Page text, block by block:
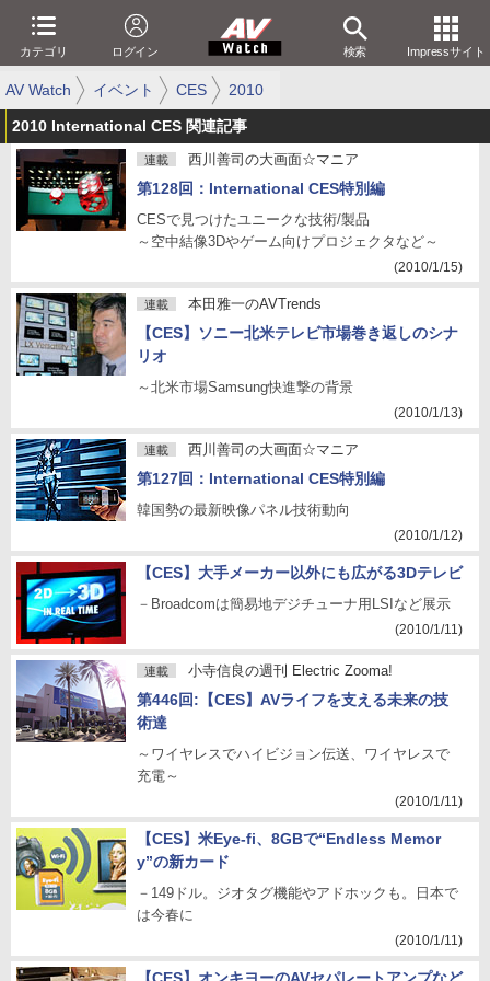
カテゴリ ログイン 検索 Impressサイト
AV Watch イベント CES 2010
2010 International CES 関連記事
連載 西川善司の大画面☆マニア
第128回：International CES特別編
CESで見つけたユニークな技術/製品
～空中結像3Dやゲーム向けプロジェクタなど～
(2010/1/15)
連載 本田雅一のAVTrends
【CES】ソニー北米テレビ市場巻き返しのシナ
リオ
～北米市場Samsung快進撃の背景
(2010/1/13)
連載 西川善司の大画面☆マニア
第127回：International CES特別編
韓国勢の最新映像パネル技術動向
(2010/1/12)
【CES】大手メーカー以外にも広がる3Dテレビ
－Broadcomは簡易地デジチューナ用LSIなど展示
(2010/1/11)
連載 小寺信良の週刊 Electric Zooma!
第446回:【CES】AVライフを支える未来の技
術達
～ワイヤレスでハイビジョン伝送、ワイヤレスで
充電～
(2010/1/11)
【CES】米Eye-fi、8GBで“Endless Memor
y”の新カード
－149ドル。ジオタグ機能やアドホックも。日本で
は今春に
(2010/1/11)